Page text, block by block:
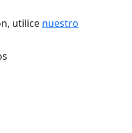
utilice nuestro